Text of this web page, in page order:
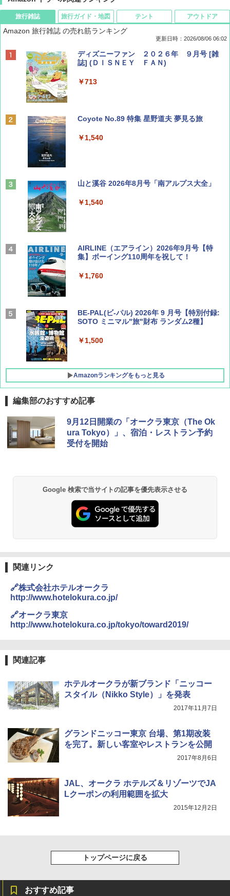
旅行雑誌
Amazon 旅行雑誌 の売れ筋ランキング
更新日時：2026/08/06 06:02
ディズニーファン ２０２６年 ９月号 [雑
誌] (ＤＩＳＮＥＹ ＦＡＮ)
￥713
Coyote No.89 特集 星野道夫 夢見る旅
￥1,540
山と溪谷 2026年8月号「南アルプス大全」
￥1,540
AIRLINE（エアライン）2026年9月号【特
集】ボーイング110周年を祝して！
￥1,760
BE-PAL(ビ-パル) 2026年 9 月号【特別付録:
SOTO ミニマル"旅"財布 ランダム2種】
￥1,500
Amazonランキングをもっと見る
旅行ガイド・地図
D40 地球の歩き方 チェンマイ タイ北部の魅
力的な町 2026～2027 地球の歩き方D アジア
￥2,079
球の歩き方A ヨーロッパ
￥2,479
￥2,277
解く (講談社現代新書)
テント
[キャンパーズコレクション 山善] ポップアッ
プテント 傘みたいに広げて畳める パッとサ
ッとサンシェード キューブ フルクローズ メ
ッシュ 簡単設置 ワンタッチテント キャンプ
PYKES PEAK (パイクスピーク) 着替えテン
ト プライバシー テント 【中が透けない】 1
人用 折りたたみ 防災グッズ 災害用トイレ ビ
ーチ ピクニック ポップアップテント 携帯 簡
ENDLESS BASE 《めざましテレビで紹介》
テント ワンタッチ RENEW 幅200 2-3人用 43
500002(89232)
￥5,499
ュ(BC仕様) PATC-150B(EB)
Coleman(コールマン) ツーリングドーム/LD
X 2人用 3人用 キャンプ アウトドア フェス
収納 コンパクト 簡単設営 カンガルーテント
アウトドア
GRANDOOR ステンレス保冷剤 2個セット 2
026リニューアル 急速冷凍 空間倍増 衛生的
コンパクト 保冷力長持ち
USB充電式 高精度 超長距離照射 長時間使用
可能 安全ロック付き 高安全性 金属製耐久 コ
ンパクト多機能設計 持ち運び便利 アウトド
ア/オフィス/教育現場/展示会用 緑
防水 UVカット 4段階高さ調整 軽量 収納袋付
き
関の購入実績 登山・キャンプ・アウトドア・
防災用品 長期保存可能 緊急時用 日本国内発
ソーラー LED ランタン Type-C 充電式 ソー
ラーランタン IP65防水 キャンプ用品 防災グ
節電対策 超高輝度 日本語取扱説明書付き
編集部のおすすめ記事
9月12日開業の「オークラ東京（The Ok
ura Tokyo）」、宿泊・レストラン予約
受付を開始
Google 検索で当サイトの記事を優先表示させる
関連リンク
🔗株式会社ホテルオークラ
http://www.hotelokura.co.jp/
🔗オークラ東京
http://www.hotelokura.co.jp/tokyo/toward2019/
関連記事
ホテルオークラが新ブランド「ニッコー
スタイル（Nikko Style）」を発表
2017年11月7日
グランドニッコー東京 台場、第1期改装
を完了。新しい客室やレストランを公開
2017年8月6日
JAL、オークラ ホテルズ＆リゾーツでJA
Lクーポンの利用範囲を拡大
2015年12月2日
トップページに戻る
おすすめ記事